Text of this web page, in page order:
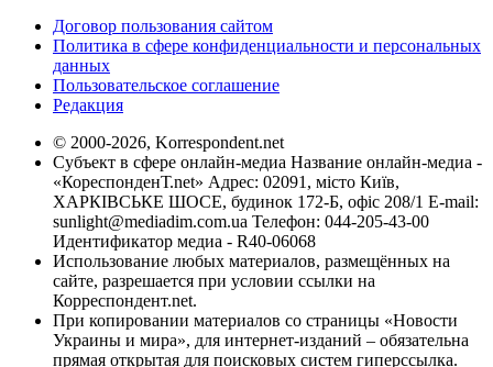
Договор пользования сайтом
Политика в сфере конфиденциальности и персональных
данных
Пользовательское соглашение
Редакция
© 2000-2026, Korrespondent.net
Субъект в сфере онлайн-медиа Название онлайн-медиа -
«КореспонденТ.net» Адрес: 02091, місто Київ,
ХАРКІВСЬКЕ ШОСЕ, будинок 172-Б, офіс 208/1 E-mail:
sunlight@mediadim.com.ua Телефон: 044-205-43-00
Идентификатор медиа - R40-06068
Использование любых материалов, размещённых на
сайте, разрешается при условии ссылки на
Корреспондент.net.
При копировании материалов со страницы «Новости
Украины и мира», для интернет-изданий – обязательна
прямая открытая для поисковых систем гиперссылка.